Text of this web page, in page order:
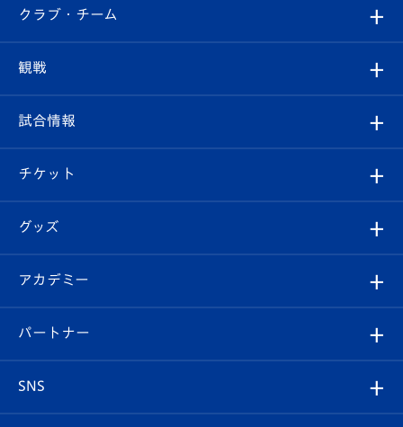
すべて
クラブ
試合情報
チケット
イベント
メディア
ホームタウン
クラブ・チーム
クラブ概要
エンブレム紹介
スタッフプロフィール
マスコット紹介
観戦
観戦ルール
はじめての観戦ガイド
Revive Team
ヴィヴィくんの長崎おもてなしガイド
試合情報
試合日程/結果
フォトギャラリー
スタジアムグルメ
チケット
チケット
V-LOVERS（ファンクラブ）
プレイヤーズスイート
グッズ
オンラインショップ
店舗情報
アカデミー
育成からのお知らせ
U-18
パートナー
SNS